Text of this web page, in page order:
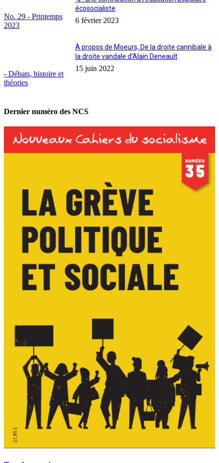
No. 29 - Printemps
2023
écosocialiste
6 février 2023
- Débats, histoire et
théories
À propos de Moeurs, De la droite cannibale à
la droite vandale d’Alain Deneault
15 juin 2022
Dernier numéro des NCS